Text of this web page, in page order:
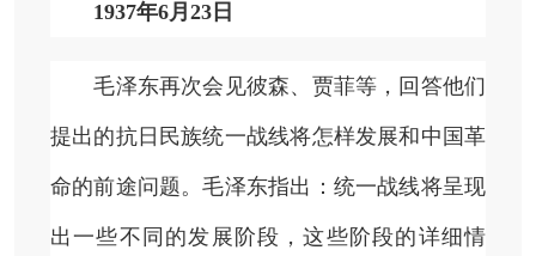
1937年6月23日
毛泽东再次会见彼森、贾菲等，回答他们
提出的抗日民族统一战线将怎样发展和中国革
命的前途问题。毛泽东指出：统一战线将呈现
出一些不同的发展阶段，这些阶段的详细情